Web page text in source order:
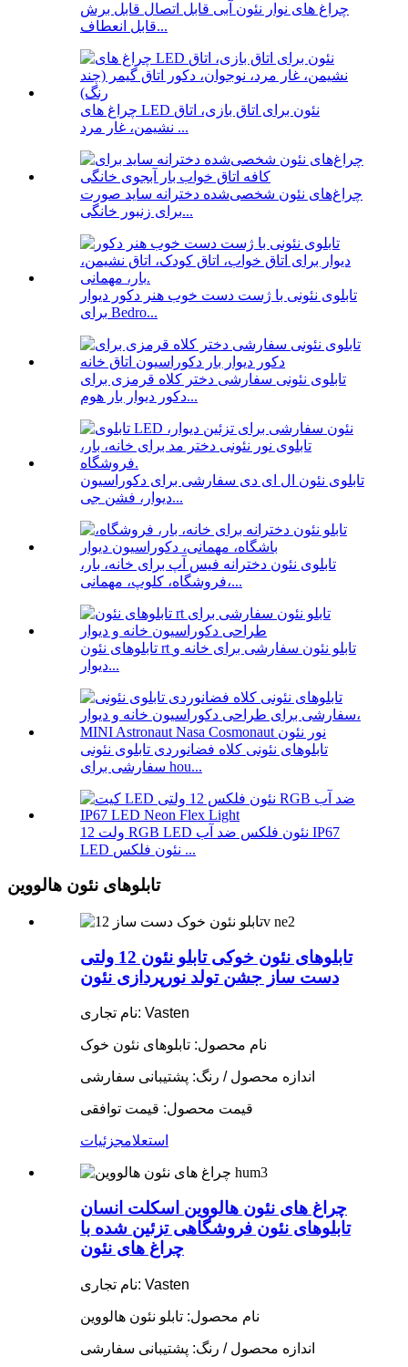
چراغ های نوار نئون آبی قابل اتصال قابل برش
قابل انعطاف...
چراغ های LED نئون برای اتاق بازی، اتاق
نشیمن، غار مرد ...
چراغ‌های نئون شخصی‌شده دخترانه ساید صورت
برای زنبور خانگی...
تابلوی نئونی با ژست دست خوب هنر دکور دیوار
برای Bedro...
تابلوی نئونی سفارشی دختر کلاه قرمزی برای
دکور دیوار بار هوم...
تابلوی نئون ال ای دی سفارشی برای دکوراسیون
دیوار، فشن جی...
تابلوی نئون دخترانه فیس آپ برای خانه، بار،
فروشگاه، کلوپ، مهمانی،...
تابلوهای نئون rt تابلو نئون سفارشی برای خانه و
دیوار...
تابلوهای نئونی کلاه فضانوردی تابلوی نئونی
سفارشی برای hou...
12 ولت RGB LED نئون فلکس ضد آب IP67
LED نئون فلکس ...
تابلوهای نئون هالووین
تابلوهای نئون خوکی تابلو نئون 12 ولتی
دست ساز جشن تولد نورپردازی نئون
نام تجاری: Vasten
نام محصول: تابلوهای نئون خوک
اندازه محصول / رنگ: پشتیبانی سفارشی
قیمت محصول: قیمت توافقی
استعلامجزئیات
چراغ های نئون هالووین اسکلت انسان
تابلوهای نئون فروشگاهی تزئین شده با
چراغ های نئون
نام تجاری: Vasten
نام محصول: تابلو نئون هالووین
اندازه محصول / رنگ: پشتیبانی سفارشی